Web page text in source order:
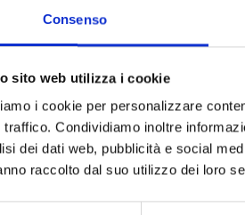
Consenso
sito web utilizza i cookie
i cookie per personalizzare
traffico. Condividiamo inoltre
dei dati web, pubblicità e social
raccolto dal suo utilizzo dei loro